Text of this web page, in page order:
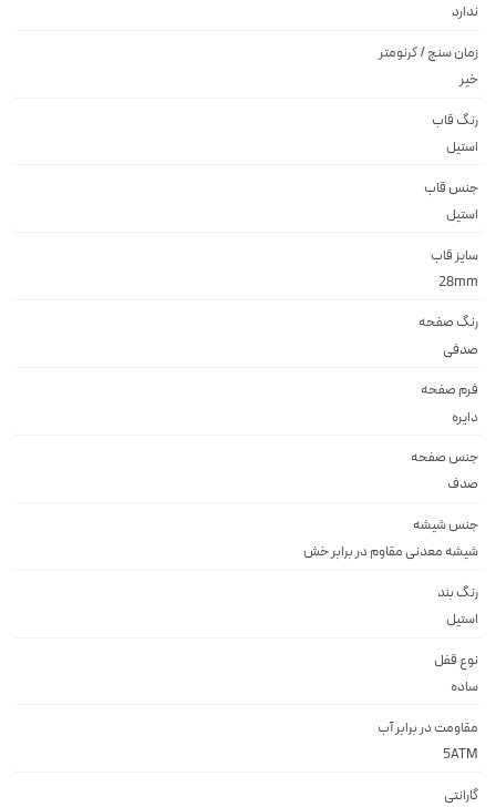
ندارد
زمان سنج / کرنومتر
خیر
رنگ قاب
استيل
جنس قاب
استيل
سایز قاب
28mm
رنگ صفحه
صدفی
فرم صفحه
دايره
جنس صفحه
صدف
جنس شیشه
شيشه معدنى مقاوم در برابر خش
رنگ بند
استيل
نوع قفل
ساده
مقاومت در برابر آب
5ATM
گارانتی